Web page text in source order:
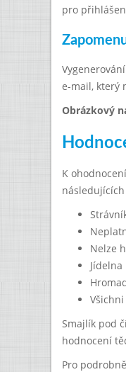
pro
e-mail, který
Obrázkový
K
Nelze
Smajlík pod
hodnocení
Pro